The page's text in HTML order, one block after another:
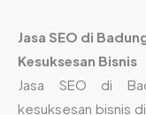
Jasa SEO di
Kesuksesan Bisnis
Jasa SEO di
kesuksesan bisnis